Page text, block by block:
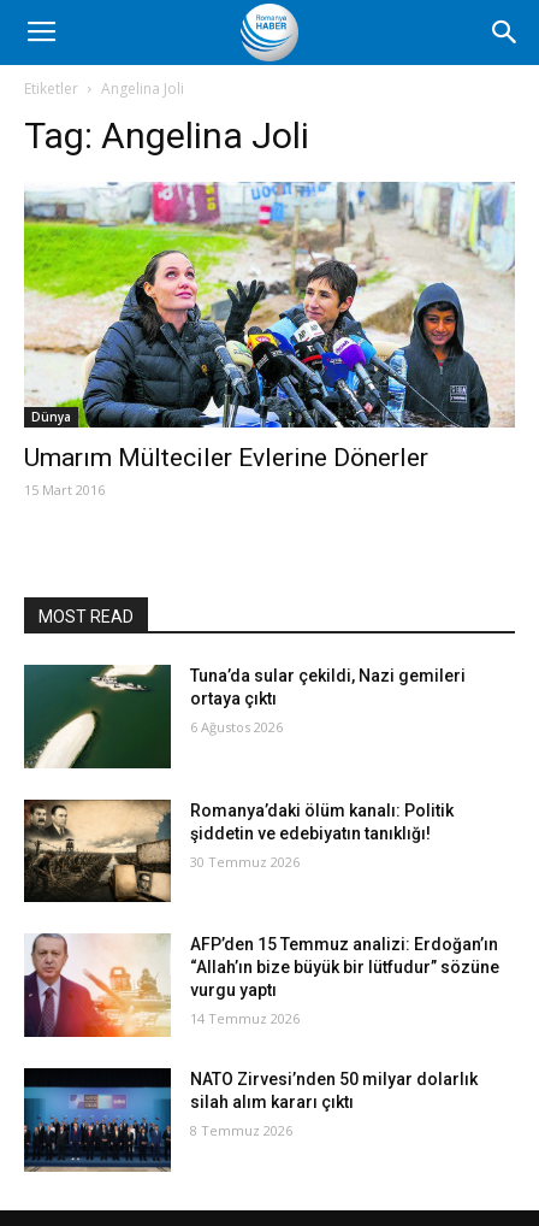
Romanya
Haber
Etiketler Angelina Joli
Tag: Angelina Joli
Dünya
Umarım Mülteciler Evlerine Dönerler
15 Mart 2016
MOST READ
Tuna’da sular çekildi, Nazi gemileri
ortaya çıktı
6 Ağustos 2026
Romanya’daki ölüm kanalı: Politik
şiddetin ve edebiyatın tanıklığı!
30 Temmuz 2026
AFP’den 15 Temmuz analizi: Erdoğan’ın
“Allah’ın bize büyük bir lütfudur” sözüne
vurgu yaptı
14 Temmuz 2026
NATO Zirvesi’nden 50 milyar dolarlık
silah alım kararı çıktı
8 Temmuz 2026